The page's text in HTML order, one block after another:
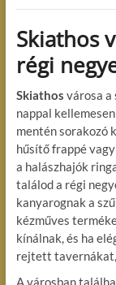
Skiathos
régi
Skiathos városa a
nappal
mentén sorakozó
hűsítő frappé
a halászhajók
találod a régi
kanyarognak a
kézműves
kínálnak, és ha
rejtett tavernákat,
A városban